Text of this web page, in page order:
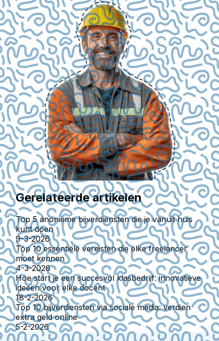
Gerelateerde artikelen
Top 5 anonieme bijverdiensten die je vanuit huis
kunt doen
9-3-2026
Top 10 essentiële vereisten die elke freelancer
moet kennen
4-3-2026
Hoe start je een succesvol klasbedrijf: innovatieve
ideeën voor elke docent
18-2-2026
Top 10 bijverdiensten via sociale media: verdien
extra geld online
5-2-2026